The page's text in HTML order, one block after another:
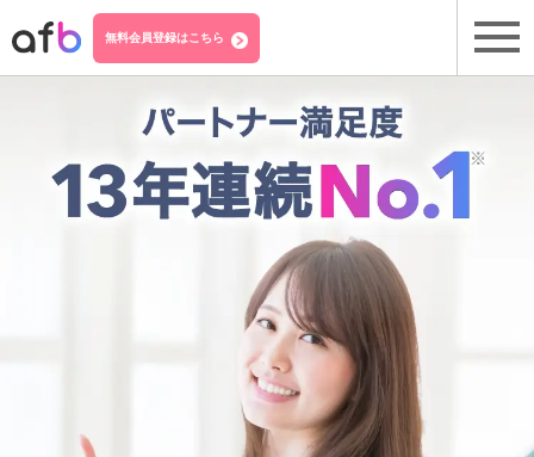
無料会員登録はこちら